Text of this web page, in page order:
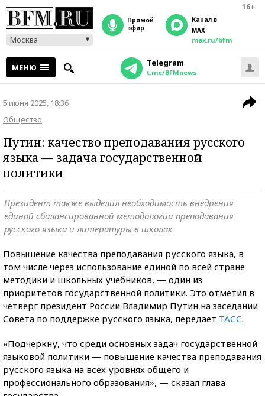
16+
Москва
прямой
эфир
Канал в
MAX
max.ru/bfm
МЕНЮ Telegram
t.me/BFMnews
5 июня 2025, 18:36
Общество
Путин: качество преподавания русского
языка — задача государственной
политики
Президент также выделил необходимость внедрения
единой сбалансированной методологии преподавания
русского языка и литературы в школах
Повышение качества преподавания русского языка, в
том числе через использование единой по всей стране
методики и школьных учебников, — один из
приоритетов государственной политики. Это отметил в
четверг президент России Владимир Путин на заседании
Совета по поддержке русского языка, передает ТАСС.
«Подчеркну, что среди основных задач государственной
языковой политики — повышение качества преподавания
русского языка на всех уровнях общего и
профессионального образования», — сказал глава